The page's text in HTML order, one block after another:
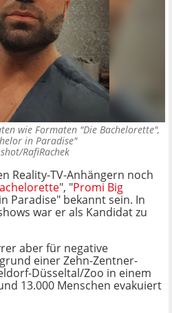
wie Formaten "Die Bachelorette",
in Paradise"
RafiRachek
Reality-TV-Anhängern noch
", "Promi Big
Paradise" bekannt sein. In
war er als Kandidat zu
aber für negative
einer Zehn-Zentner-
Düsseltal/Zoo in einem
13.000 Menschen evakuiert